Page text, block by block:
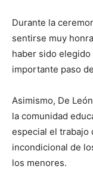
Durante la
sentirse muy
haber sido
importante paso
Asimismo, De
la comunidad
especial el trabajo
incondicional de
los menores.